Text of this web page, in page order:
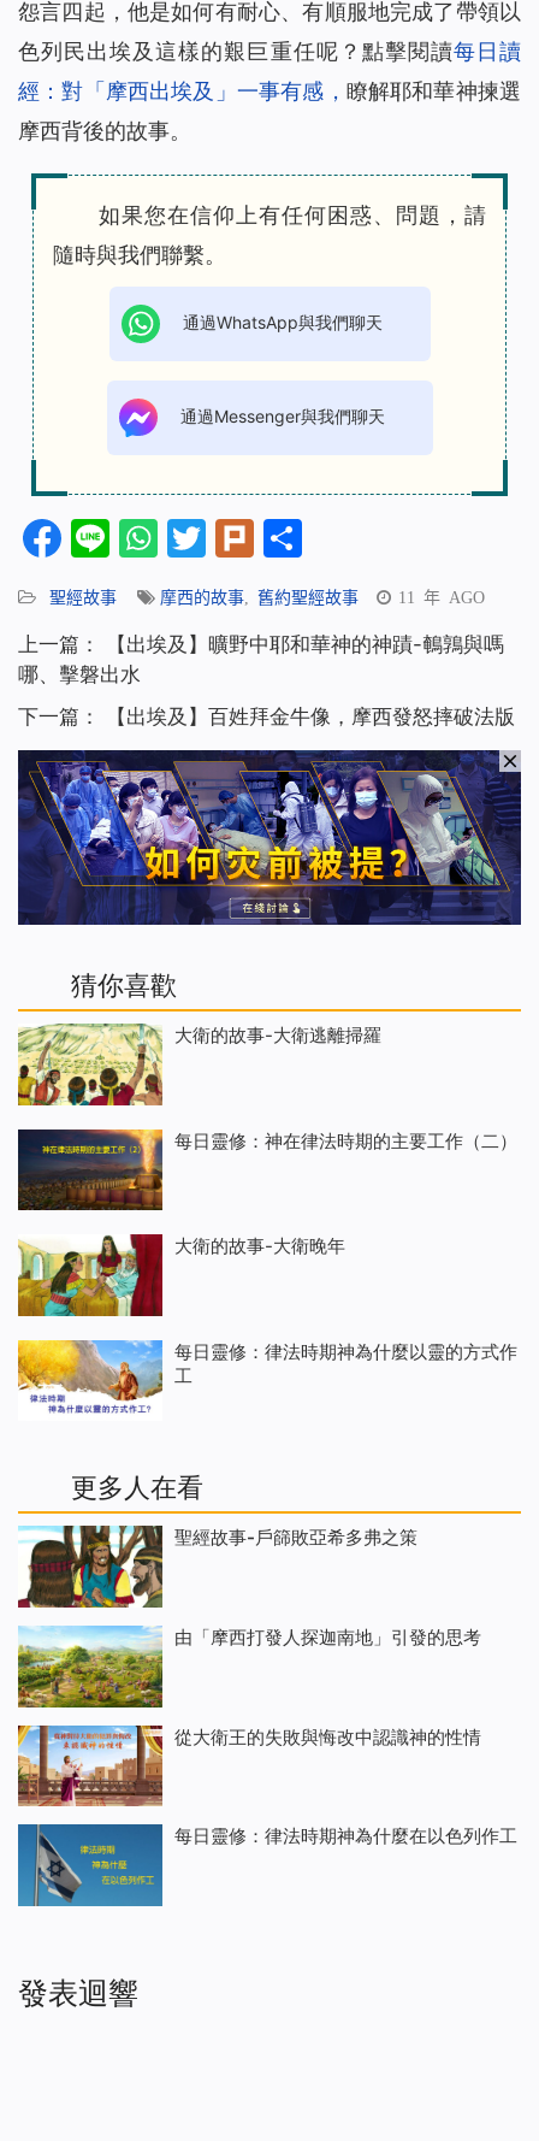
怨言四起，他是如何有耐心、有順服地完成了帶領以
色列民出埃及這樣的艱巨重任呢？點擊閱讀每日讀
經：對「摩西出埃及」一事有感 ， 瞭解耶和華神揀選
摩西背後的故事。
如果您在信仰上有任何困惑、問題，請
隨時與我們聯繫。
通過WhatsApp與我們聊天
通過Messenger與我們聊天
Facebook
LineWhatsApp
Twitter
Plurk
享
聖經故事 摩西的故事 舊約聖經故事 11 年 AGO
上一篇：
【出埃及】曠野中耶和華神的神蹟-鵪鶉與嗎
哪、擊磐出水
下一篇：
【出埃及】百姓拜金牛像，摩西發怒摔破法版
猜你喜歡
大衛的故事-大衛逃離掃羅
每日靈修：神在律法時期的主要工作（二）
大衛的故事-大衛晚年
每日靈修：律法時期神為什麼以靈的方式作
工
更多人在看
聖經故事-戶篩敗亞希多弗之策
由「摩西打發人探迦南地」引發的思考
從大衛王的失敗與悔改中認識神的性情
每日靈修：律法時期神為什麼在以色列作工
發表迴響